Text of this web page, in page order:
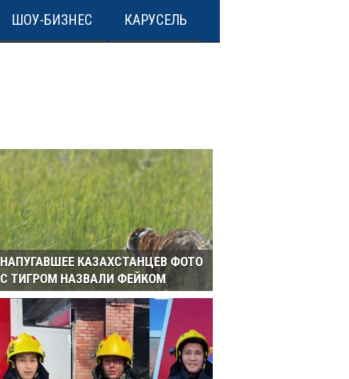
ШОУ-БИЗНЕС КАРУСЕЛЬ
НАПУГАВШЕЕ КАЗАХСТАНЦЕВ ФОТО
С ТИГРОМ НАЗВАЛИ ФЕЙКОМ